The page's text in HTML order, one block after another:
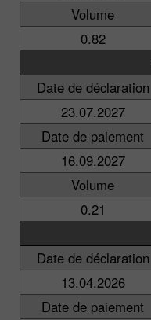
Volume
0.82
Date de déclaration
23.07.2027
Date de paiement
16.09.2027
Volume
0.21
Date de déclaration
13.04.2026
Date de paiement